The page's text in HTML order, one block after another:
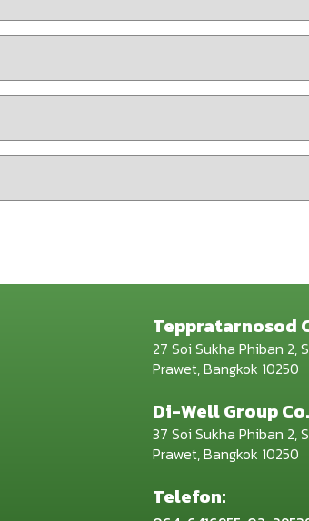
Teppratarnosod
27 Soi Sukha Phiban 2,
Prawet, Bangkok 10250
Di-Well Group
37 Soi Sukha Phiban 2,
Prawet, Bangkok 10250
Telefon: